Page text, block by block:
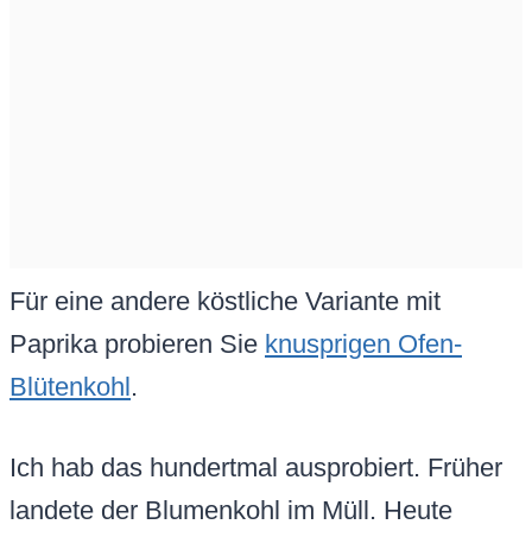
Für eine andere köstliche Variante mit
Paprika probieren Sie knusprigen Ofen-
Blütenkohl .
Ich hab das hundertmal ausprobiert. Früher
landete der Blumenkohl im Müll. Heute